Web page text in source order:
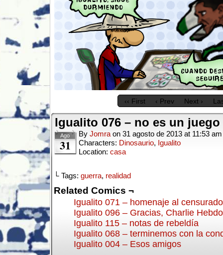
‹‹ First ‹ Prev Next ›
Igualito 076 – no es un juego
Ago
31
By Jomra on 31 agosto de 2013 at 11:53 am
Characters: Dinosaurio, Igualito
Location: casa
└ Tags: guerra, realidad
Related Comics ¬
Igualito 071 – homenaje al censurado
Igualito 096 – Gracias, Charlie Hebdo
Igualito 115 – notas de rebeldía
Igualito 068 – terminemos con la
Igualito 004 – Esos amigos